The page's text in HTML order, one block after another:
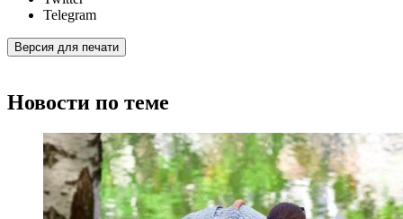
Telegram
Версия для печати
Новости по теме